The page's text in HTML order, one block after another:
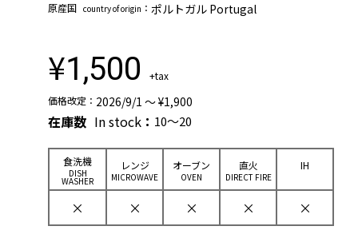
原産国 country of origin ： ポルトガル Portugal
¥1,500
+tax
価格改定： 2026/9/1 ～ ¥1,900
在庫数 In stock ： 10～20
⾷洗機
DISH
WASHER
レンジ
MICROWAVE
オーブン
OVEN
直⽕
DIRECT FIRE
IH
× × × × ×